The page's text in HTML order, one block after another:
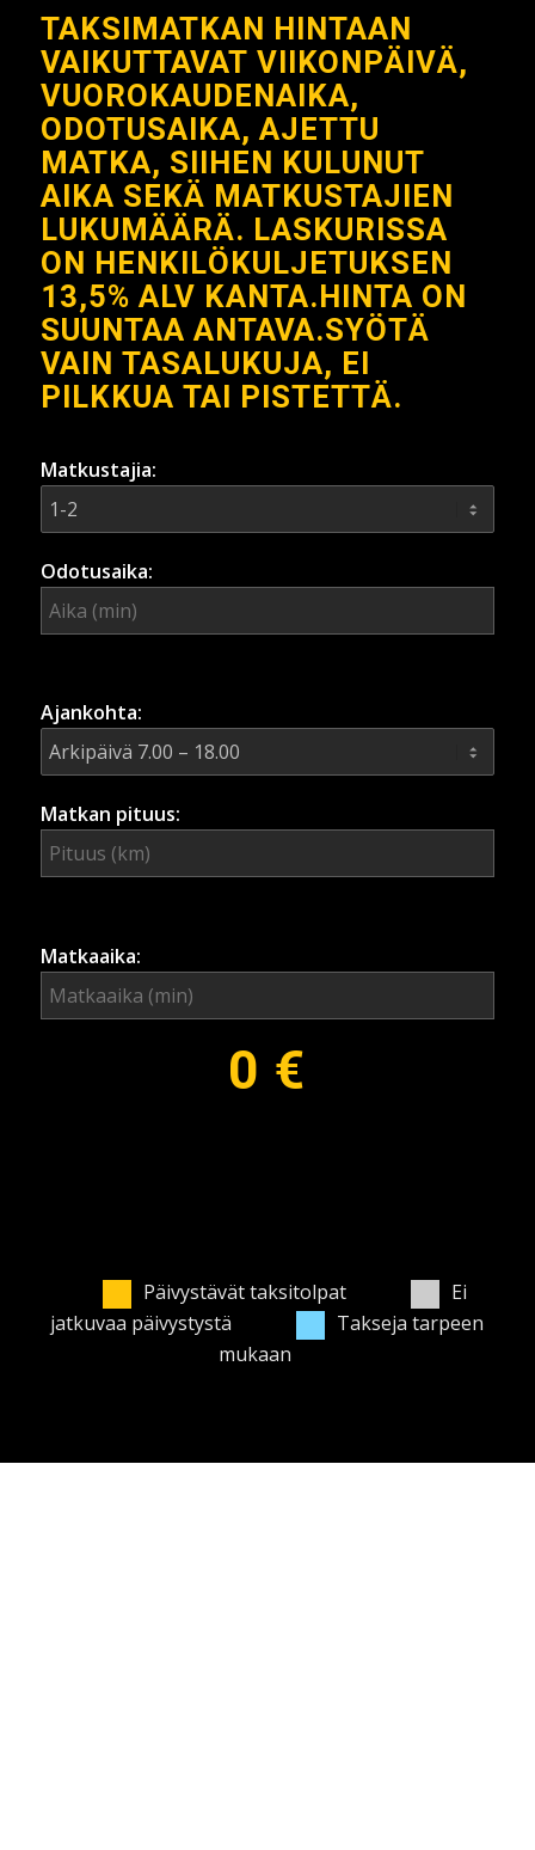
TAKSIMATKAN HINTAAN
VAIKUTTAVAT VIIKONPÄIVÄ,
VUOROKAUDENAIKA,
ODOTUSAIKA, AJETTU
MATKA, SIIHEN KULUNUT
AIKA SEKÄ MATKUSTAJIEN
LUKUMÄÄRÄ. LASKURISSA
ON HENKILÖKULJETUKSEN
13,5% ALV KANTA.HINTA ON
SUUNTAA ANTAVA.SYÖTÄ
VAIN TASALUKUJA, EI
PILKKUA TAI PISTETTÄ.
Matkustajia:
Odotusaika:
Ajankohta:
Matkan pituus:
Matkaaika:
0 €
Päivystävät taksitolpat
Ei
jatkuvaa päivystystä
Takseja tarpeen
mukaan